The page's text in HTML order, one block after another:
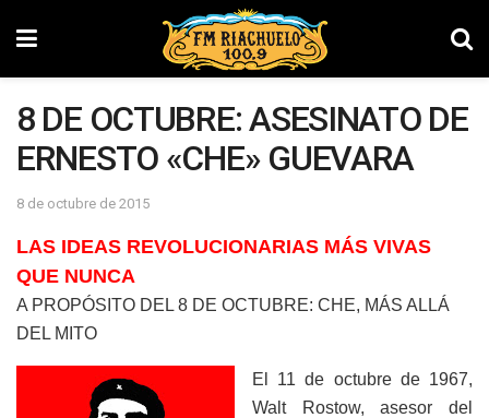
8 DE OCTUBRE: ASESINATO DE
ERNESTO «CHE» GUEVARA
8 de octubre de 2015
LAS IDEAS REVOLUCIONARIAS MÁS VIVAS
QUE NUNCA
A PROPÓSITO DEL 8 DE OCTUBRE: CHE, MÁS ALLÁ
DEL MITO
El 11 de octubre de 1967,
Walt Rostow, asesor del